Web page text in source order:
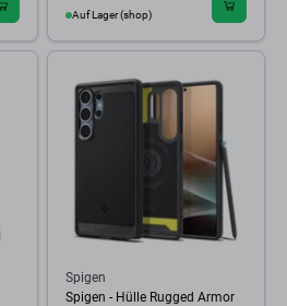
Auf Lager (shop)
Spigen
Spigen - Hülle Rugged Armor